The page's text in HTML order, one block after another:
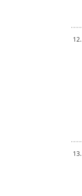
12.
13.